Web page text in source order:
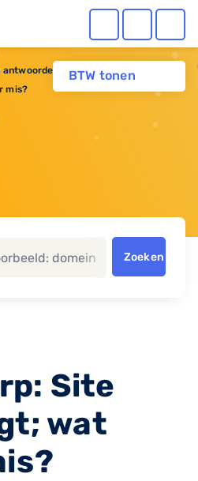
BTW tonen
mis?
Zoeken
Site
wat